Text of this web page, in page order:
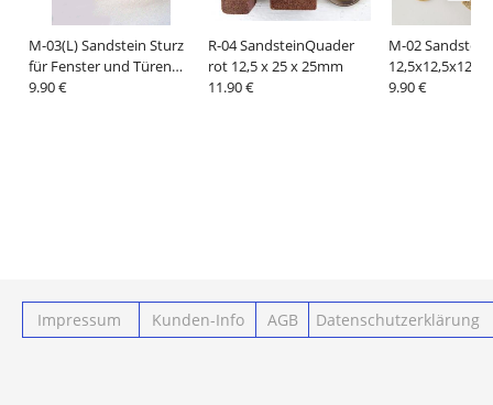
M-03(L) Sandstein Sturz
für Fenster und Türen
12,5 x 12,5 x 75mm
9.90 €
R-04 SandsteinQuader
rot 12,5 x 25 x 25mm
11.90 €
M-02
9.90 €
Impressum Kunden-Info AGB Datenschutzerklärung